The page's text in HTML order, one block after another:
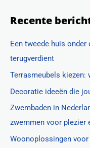
Recente
Een tweede huis
terugverdient
Terrasmeubels
Decoratie ideeën die
Zwembaden in
zwemmen voor plezier
Woonoplossingen